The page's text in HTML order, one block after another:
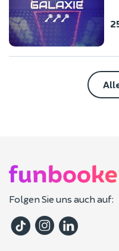
Folgen Sie uns auch auf: